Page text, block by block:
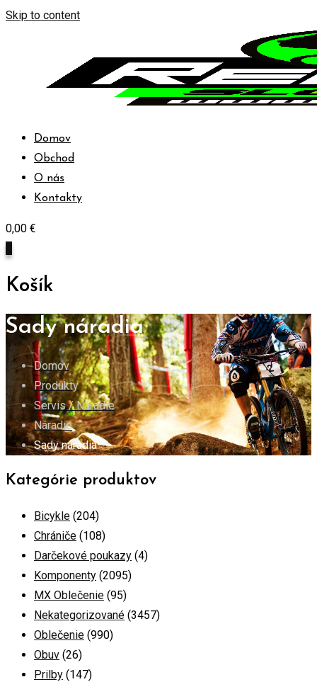
Skip to content
Domov
Obchod
O nás
Kontakty
0,00 €
Košík
Sady náradia
Domov
Produkty
Servis / Náradie
Náradie
Sady náradia
Kategórie produktov
Bicykle (204)
Chrániče (108)
Darčekové poukazy (4)
Komponenty (2095)
MX Oblečenie (95)
Nekategorizované (3457)
Oblečenie (990)
Obuv (26)
Prilby (147)